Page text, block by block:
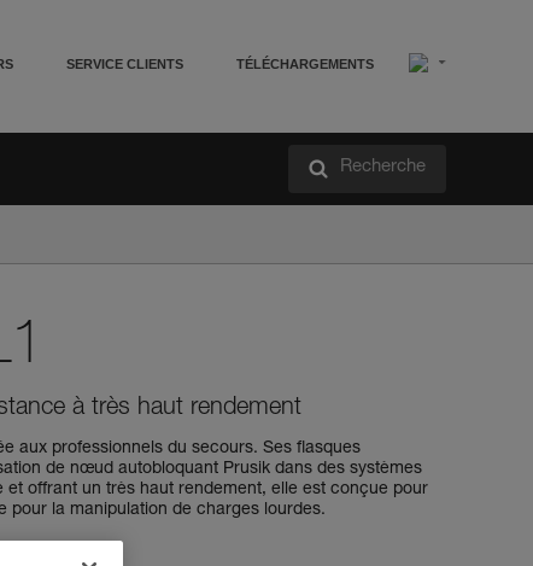
SERVICE CLIENTS TÉLÉCHARGEMENTS
Recherche
à très haut rendement
aux professionnels du secours. Ses flasques
de nœud autobloquant Prusik dans des systèmes
et offrant un très haut rendement, elle est conçue pour
pour la manipulation de charges lourdes.